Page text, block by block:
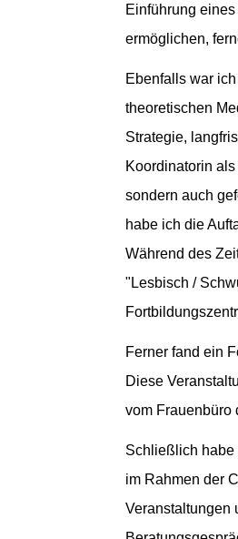
Einführung
ermöglichen,
Ebenfalls war
theoretischen
Strategie,
Koordinatorin
sondern auch
habe ich die
Während des
"Lesbisch /
Ferner fand ein
Diese
vom Frauenbüro
Schließlich habe
im Rahmen der
Veranstaltungen